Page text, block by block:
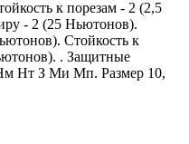
к порезам - 2 (2,5
- 2 (25 Ньютонов).
Стойкость к
. Защитные
Нт З Ми Мп. Размер 10,